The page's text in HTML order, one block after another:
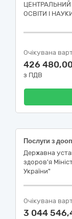
ЦЕНТРАЛЬНИЙ
ОСВІТИ І
Очікувана
426
з ПДВ
Державна
здоров'я
України"
Очікувана
3 044